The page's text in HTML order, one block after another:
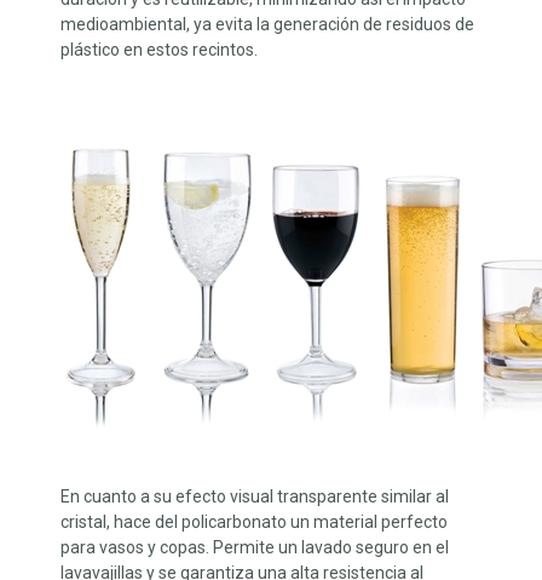
medioambiental, ya evita la generación de residuos de
plástico en estos recintos.
En cuanto a su efecto visual transparente similar al
cristal, hace del policarbonato un material perfecto
para vasos y copas. Permite un lavado seguro en el
lavavajillas y se garantiza una alta resistencia al